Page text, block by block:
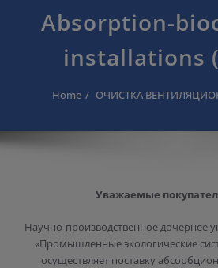
Absorption-
installations
Home ОЧИСТКА
Уважаемые
Научно-производственное дочернее
«Промышленные экологические
осуществляет поставку